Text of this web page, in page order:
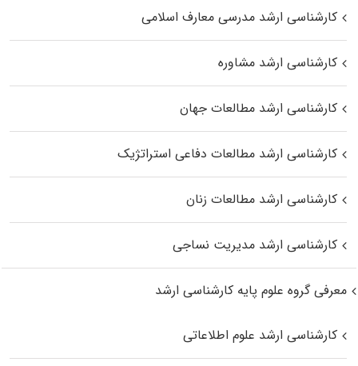
کارشناسی ارشد مدرسی معارف اسلامی
کارشناسی ارشد مشاوره
کارشناسی ارشد مطالعات جهان
کارشناسی ارشد مطالعات دفاعی استراتژیک
کارشناسی ارشد مطالعات زنان
کارشناسی ارشد مدیریت نساجی
معرفی گروه علوم پایه کارشناسی ارشد
کارشناسی ارشد علوم اطلاعاتی